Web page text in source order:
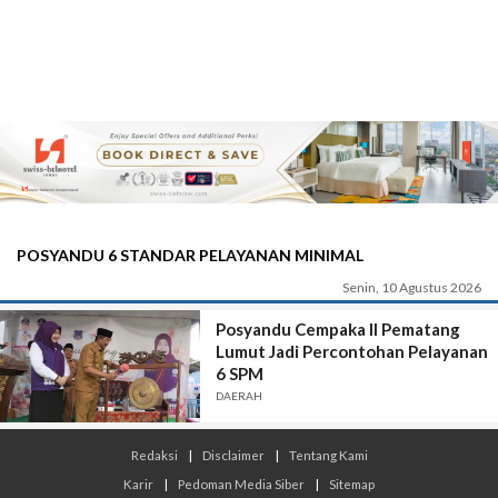
POSYANDU 6 STANDAR PELAYANAN MINIMAL
Senin, 10 Agustus 2026
Posyandu Cempaka II Pematang
Lumut Jadi Percontohan Pelayanan
6 SPM
DAERAH
Redaksi | Disclaimer |
Tentang Kami
Karir
| Pedoman Media Siber | Sitemap